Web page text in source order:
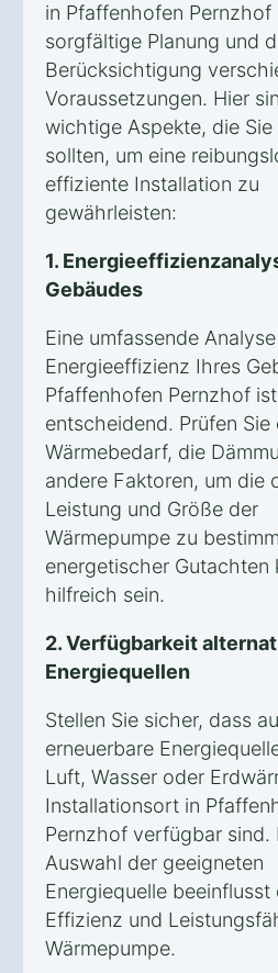
in Pfaffenhofen
sorgfältige Planung und
Berücksichtigung
Voraussetzungen. Hier
wichtige Aspekte, die
sollten, um eine
effiziente Installation zu
gewährleisten:
1.
Gebäudes
Eine umfassende
Energieeffizienz Ihres
Pfaffenhofen Pernzhof ist
entscheidend. Prüfen Sie
Wärmebedarf, die
andere Faktoren, um die
Leistung und Größe der
Wärmepumpe zu
energetischer Gutachten
hilfreich sein.
2. Verfügbarkeit
Energiequellen
Stellen Sie sicher, dass
erneuerbare
Luft, Wasser oder
Installationsort in
Pernzhof verfügbar sind.
Auswahl der geeigneten
Energiequelle beeinflusst
Effizienz und
Wärmepumpe.